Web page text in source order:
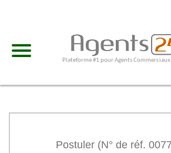
Plateforme #1 pour Agents
Postuler (N° de réf.